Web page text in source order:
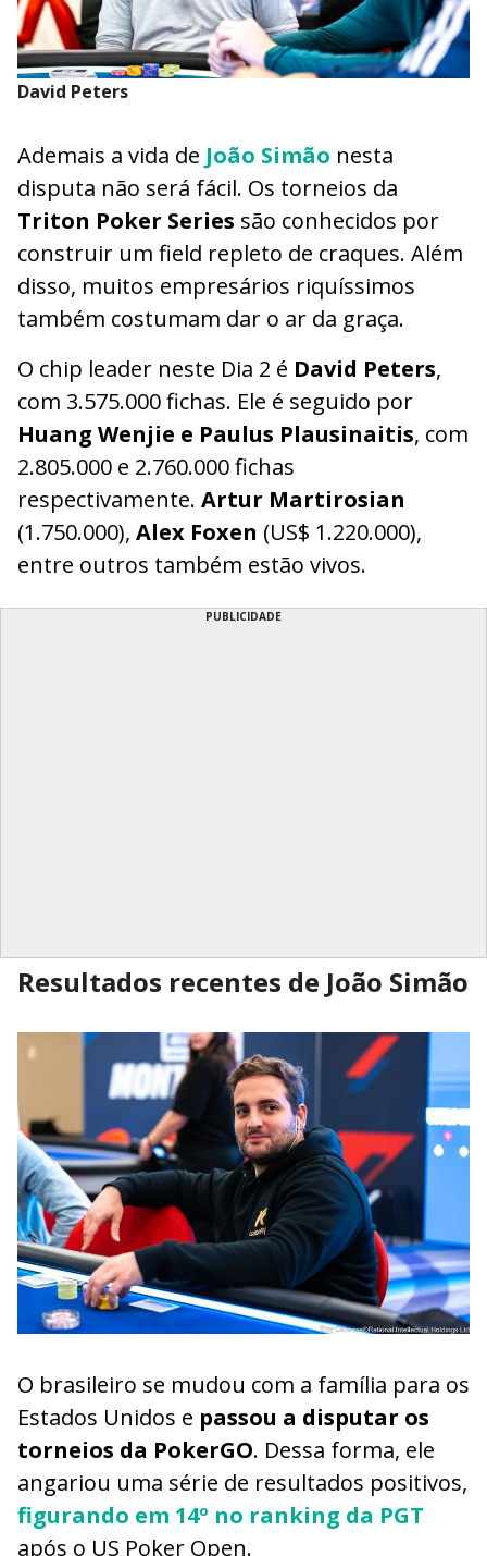
David Peters
Ademais a vida de João Simão nesta
disputa não será fácil. Os torneios da
Triton Poker Series são conhecidos por
construir um field repleto de craques. Além
disso, muitos empresários riquíssimos
também costumam dar o ar da graça.
O chip leader neste Dia 2 é David Peters,
com 3.575.000 fichas. Ele é seguido por
Huang Wenjie e Paulus Plausinaitis, com
2.805.000 e 2.760.000 fichas
respectivamente. Artur Martirosian
(1.750.000), Alex Foxen (US$ 1.220.000),
entre outros também estão vivos.
PUBLICIDADE
Resultados recentes de João Simão
O brasileiro se mudou com a família para os
Estados Unidos e passou a disputar os
torneios da PokerGO. Dessa forma, ele
angariou uma série de resultados positivos,
figurando em 14º no ranking da PGT
após o US Poker Open.